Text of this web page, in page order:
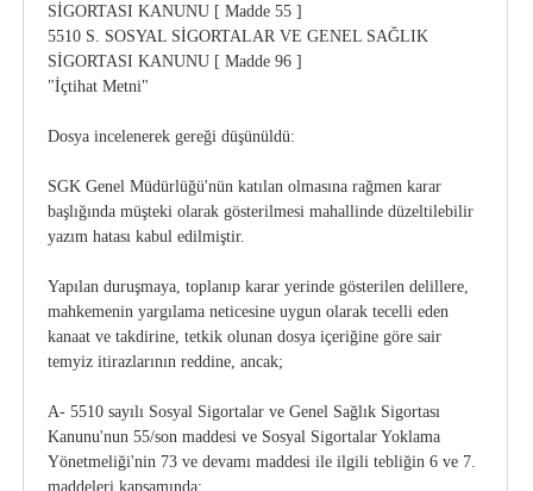
SİGORTASI KANUNU [ Madde 55 ]
5510 S. SOSYAL SİGORTALAR VE GENEL SAĞLIK
SİGORTASI KANUNU [ Madde 96 ]
"İçtihat Metni"
Dosya incelenerek gereği düşünüldü:
SGK Genel Müdürlüğü'nün katılan olmasına rağmen karar
başlığında müşteki olarak gösterilmesi mahallinde düzeltilebilir
yazım hatası kabul edilmiştir.
Yapılan duruşmaya, toplanıp karar yerinde gösterilen delillere,
mahkemenin yargılama neticesine uygun olarak tecelli eden
kanaat ve takdirine, tetkik olunan dosya içeriğine göre sair
temyiz itirazlarının reddine, ancak;
A- 5510 sayılı Sosyal Sigortalar ve Genel Sağlık Sigortası
Kanunu'nun 55/son maddesi ve Sosyal Sigortalar Yoklama
Yönetmeliği'nin 73 ve devamı maddesi ile ilgili tebliğin 6 ve 7.
maddeleri kapsamında;